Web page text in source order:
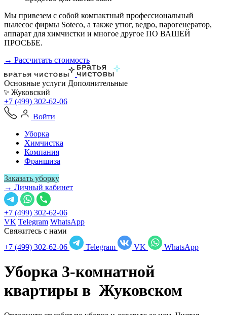
Мы привезем с собой компактный профессиональный
пылесос фирмы Soteco, а также утюг, ведро, парогенератор,
аппарат для химчистки и многое другое ПО ВАШЕЙ
ПРОСЬБЕ.
→ Рассчитать стоимость
Основные услуги Дополнительные
Жуковский
+7 (499) 302-62-06
Войти
Уборка
Химчистка
Компания
Франшиза
Заказать уборку
→ Личный кабинет
+7 (499) 302-62-06
VK Telegram WhatsApp
Свяжитесь с нами
+7 (499) 302-62-06
Telegram VK WhatsApp
Уборка 3-комнатной
квартиры в Жуковском